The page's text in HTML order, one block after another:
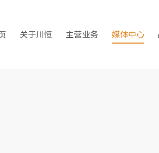
关于川恒 主营业务 媒体中心